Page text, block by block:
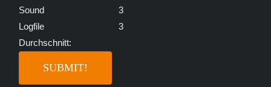
Sound
3
Logfile
3
Durchschnitt: